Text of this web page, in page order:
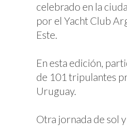
celebrado en la
por el Yacht Club
Este.
En esta edición,
de 101 tripulantes
Uruguay.
Otra jornada de sol